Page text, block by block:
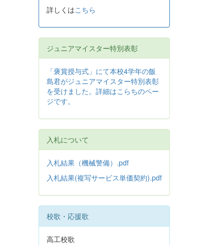
詳しくはこちら
ジュニアマイスター特別表彰
「褒賞授与式」にて本校4学年の飯
島君がジュニアマイスター特別表彰
を受けました。詳細はこらちのペー
ジです。
入札について
入札結果（機械警備）.pdf
入札結果(複写サービス単価契約).pdf
校歌・応援歌
高工校歌